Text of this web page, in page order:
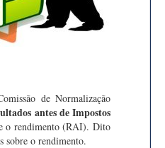
de Normalização
antes de Impostos
o rendimento (RAI). Dito
sobre o rendimento.